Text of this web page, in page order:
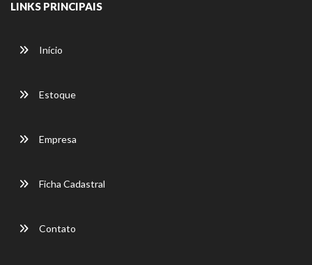
LINKS PRINCIPAIS
Início
Estoque
Empresa
Ficha Cadastral
Contato